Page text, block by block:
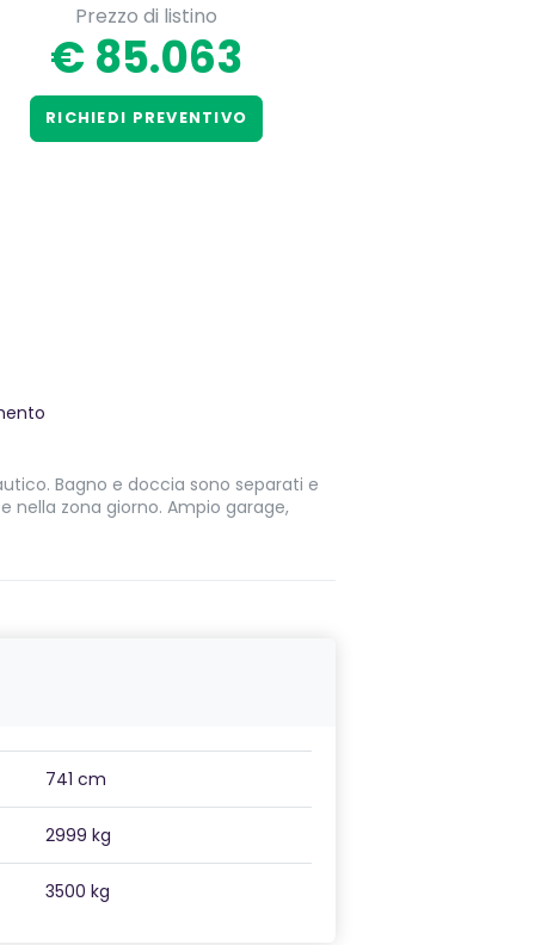
Prezzo di listino
€ 85.063
RICHIEDI PREVENTIVO
Bagno e doccia sono separati e
nella zona giorno. Ampio garage,
741 cm
2999 kg
3500 kg